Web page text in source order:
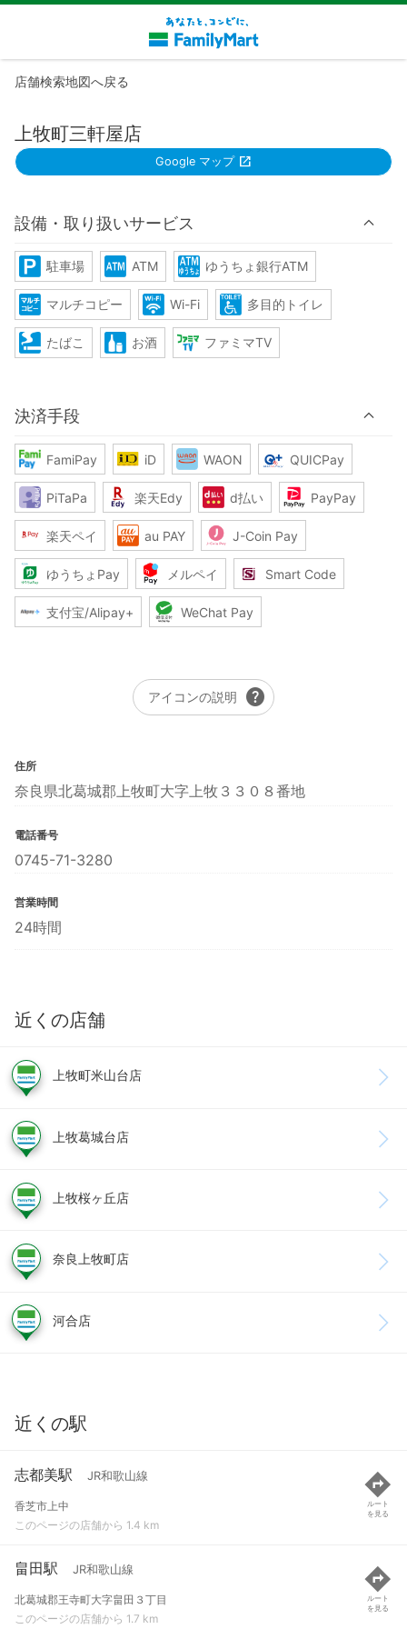
店舗検索地図へ戻る
上牧町三軒屋店
Google マップ
設備・取り扱いサービス
駐車場 ATM ゆうちょ銀行ATM
マルチコピー Wi-Fi 多目的トイレ
たばこ お酒 ファミマTV
決済手段
FamiPay iD WAON QUICPay
PiTaPa 楽天Edy d払い PayPay
楽天ペイ au PAY J-Coin Pay
ゆうちょPay メルペイ Smart Code
支付宝/Alipay+ WeChat Pay
アイコンの説明 help
住所
奈良県北葛城郡上牧町大字上牧３３０８番地
電話番号
0745-71-3280
営業時間
24時間
近くの店舗
上牧町米山台店
上牧葛城台店
上牧桜ヶ丘店
奈良上牧町店
河合店
近くの駅
志都美駅 JR和歌山線
香芝市上中
このページの店舗から 1.4 km
ルート
を見る
畠田駅 JR和歌山線
北葛城郡王寺町大字畠田３丁目
このページの店舗から 1.7 km
ルート
を見る